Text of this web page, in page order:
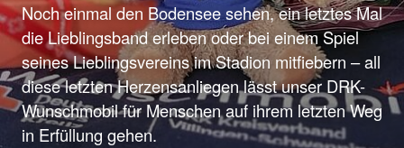
Noch einmal den Bodensee sehen, ein letztes Mal
die Lieblingsband erleben oder bei einem Spiel
seines Lieblingsvereins im Stadion mitfiebern – all
diese letzten Herzensanliegen lässt unser DRK-
Wunschmobil für Menschen auf ihrem letzten Weg
in Erfüllung gehen.